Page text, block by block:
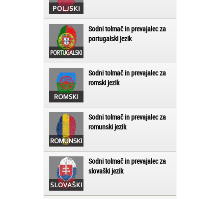
Sodni tolmač in prevajalec za
portugalski jezik
Sodni tolmač in prevajalec za
romski jezik
Sodni tolmač in prevajalec za
romunski jezik
Sodni tolmač in prevajalec za
slovaški jezik